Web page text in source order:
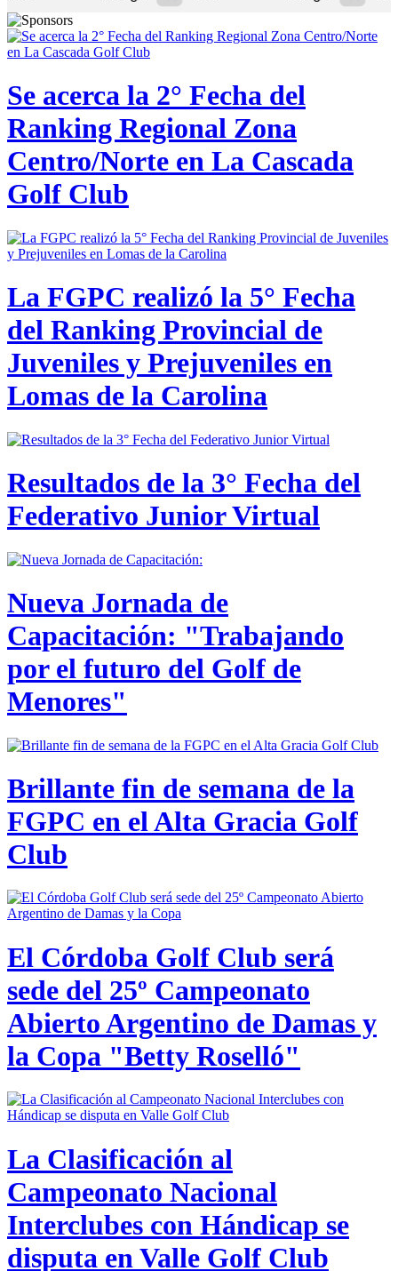
Se acerca la 2° Fecha del
Ranking Regional Zona
Centro/Norte en La Cascada
Golf Club
La FGPC realizó la 5° Fecha
del Ranking Provincial de
Juveniles y Prejuveniles en
Lomas de la Carolina
Resultados de la 3° Fecha del
Federativo Junior Virtual
Nueva Jornada de
Capacitación: "Trabajando
por el futuro del Golf de
Menores"
Brillante fin de semana de la
FGPC en el Alta Gracia Golf
Club
El Córdoba Golf Club será
sede del 25º Campeonato
Abierto Argentino de Damas y
la Copa "Betty Roselló"
La Clasificación al
Campeonato Nacional
Interclubes con Hándicap se
disputa en Valle Golf Club